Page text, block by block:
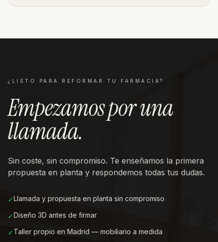
¿LISTO PARA REFORMAR TU FARMACIA ?
Empezamos por una
llamada.
Sin coste, sin compromiso. Te enseñamos la primera
propuesta en planta y respondemos todas tus dudas.
✓Llamada y propuesta en planta sin compromiso
✓Diseño 3D antes de firmar
✓Taller propio en Madrid — mobiliario a medida